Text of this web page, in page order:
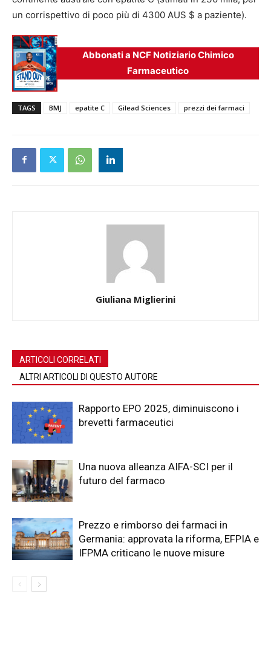
un corrispettivo di poco più di 4300 AUS $ a paziente).
Abbonati a NCF Notiziario Chimico
Farmaceutico
TAGS BMJ epatite C Gilead Sciences prezzi dei farmaci
Giuliana Miglierini
ARTICOLI CORRELATI
ALTRI ARTICOLI DI QUESTO AUTORE
Rapporto EPO 2025, diminuiscono i
brevetti farmaceutici
Una nuova alleanza AIFA-SCI per il
futuro del farmaco
Prezzo e rimborso dei farmaci in
Germania: approvata la riforma, EFPIA e
IFPMA criticano le nuove misure